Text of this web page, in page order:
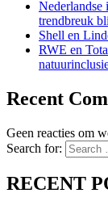
Nederlandse
trendbreuk
Shell en
RWE en
Recent
Geen reacties om
Search for:
RECENT